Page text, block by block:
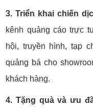
3. Triển khai chiến
kênh quảng cáo trực
hội, truyền hình, tạp
quảng bá cho
khách hàng.
4. Tặng quà và ưu